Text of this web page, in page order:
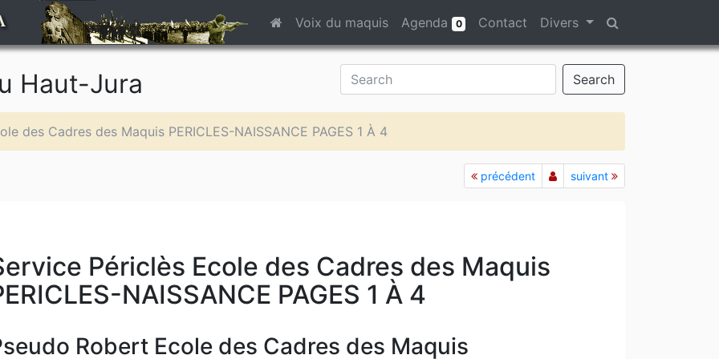
Voix du maquis Agenda 0 Contact Divers
Search
Haut-Jura
des Cadres des Maquis PERICLES-NAISSANCE PAGES 1 À 4
précédent suivant
Périclès Ecole des Cadres des Maquis
NAISSANCE PAGES 1 À 4
Robert Ecole des Cadres des Maquis